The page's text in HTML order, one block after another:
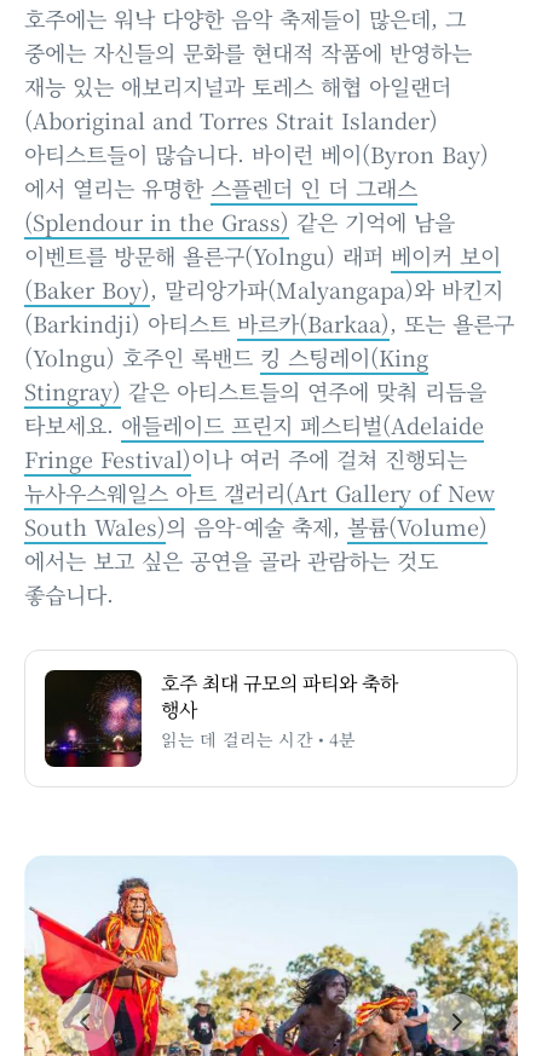
호주에는 워낙 다양한 음악 축제들이 많은데, 그
중에는 자신들의 문화를 현대적 작품에 반영하는
재능 있는 애보리지널과 토레스 해협 아일랜더
(Aboriginal and Torres Strait Islander)
아티스트들이 많습니다. 바이런 베이(Byron Bay)
에서 열리는 유명한 스플렌더 인 더 그래스
(Splendour in the Grass) 같은 기억에 남을
이벤트를 방문해 욜른구(Yolngu) 래퍼 베이커 보이
(Baker Boy), 말리앙가파(Malyangapa)와 바킨지
(Barkindji) 아티스트 바르카(Barkaa), 또는 욜른구
(Yolngu) 호주인 록밴드 킹 스팅레이(King
Stingray) 같은 아티스트들의 연주에 맞춰 리듬을
타보세요. 애들레이드 프린지 페스티벌(Adelaide
Fringe Festival)이나 여러 주에 걸쳐 진행되는
뉴사우스웨일스 아트 갤러리(Art Gallery of New
South Wales)의 음악-예술 축제, 볼륨(Volume)
에서는 보고 싶은 공연을 골라 관람하는 것도
좋습니다.
호주 최대 규모의 파티와 축하
행사
읽는 데 걸리는 시간 • 4분